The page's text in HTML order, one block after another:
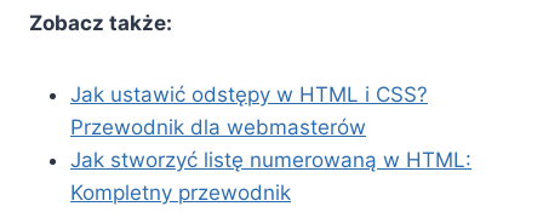
Zobacz także:
Jak ustawić odstępy w HTML i CSS?
Przewodnik dla webmasterów
Jak stworzyć listę numerowaną w HTML:
Kompletny przewodnik